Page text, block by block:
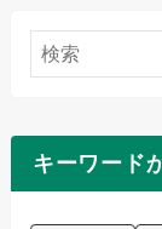
検
索
キーワード